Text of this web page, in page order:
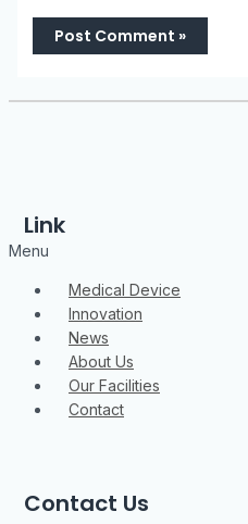
Link
Menu
Medical Device
Innovation
News
About Us
Our Facilities
Contact
Contact Us